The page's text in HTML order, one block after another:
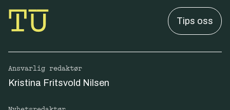
Tips oss
Ansvarlig redaktør
Kristina Fritsvold Nilsen